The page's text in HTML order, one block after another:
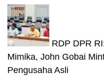
RDP DPR
Mimika, John Gobai
Pengusaha Asli